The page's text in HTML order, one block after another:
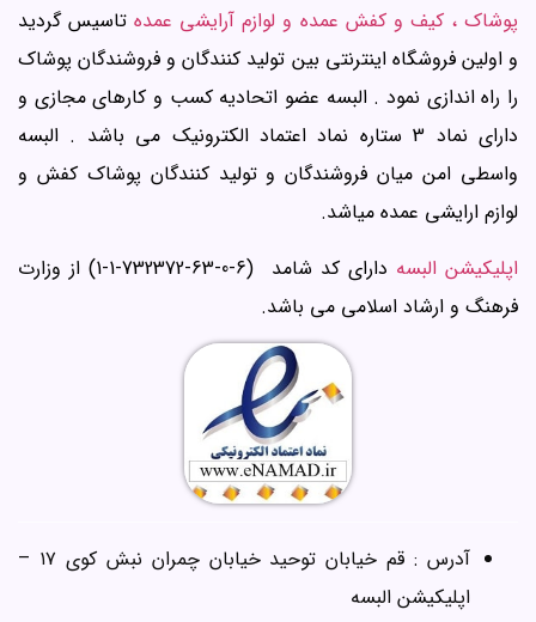
پوشاک ، کیف و کفش عمده و لوازم آرایشی عمدهتاسیس گردید
و اولین فروشگاه اینترنتی بین تولید کنندگان و فروشندگان پوشاک
را راه اندازی نمود . البسه عضو اتحادیه کسب و کارهای مجازی و
دارای نماد 3 ستاره نماد اعتماد الکترونیک می باشد . البسه
واسطی امن میان فروشندگان و تولید کنندگان پوشاک کفش و
لوازم ارایشی عمده میاشد.
اپلیکیشن البسه
دارای کد شامد (6-0-63-732372-1-1) از وزارت
فرهنگ و ارشاد اسلامی می باشد.
آدرس : قم خیابان توحید خیابان چمران نبش کوی ۱۷ –
اپلیکیشن البسه